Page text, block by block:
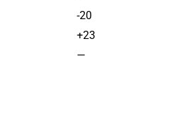
-20
+23
—